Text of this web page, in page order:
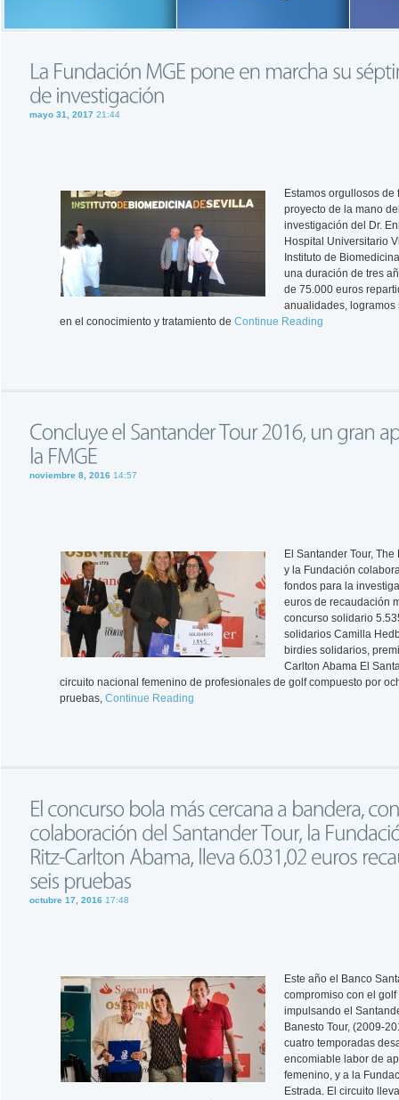
mayo 31, 2017 21:44
Estamos orgullosos
proyecto de la mano
investigación del Dr.
Hospital Universitario
Instituto de
una duración de tres
de 75.000 euros
anualidades,
en el conocimiento y tratamiento de Continue Reading
noviembre 8, 2016 14:57
El Santander Tour,
y la Fundación
fondos para la
euros de recaudación
concurso solidario
solidarios Camilla
birdies solidarios,
Carlton Abama El
circuito nacional femenino de profesionales de golf compuesto por
pruebas, Continue Reading
octubre 17, 2016 17:48
Este año el Banco
compromiso con el
impulsando el
Banesto Tour, (2009-
cuatro temporadas
encomiable labor de
femenino, y a la
Estrada. El circuito